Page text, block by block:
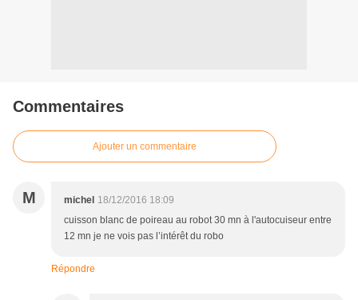
Commentaires
Ajouter un commentaire
M michel 18/12/2016 18:09
cuisson blanc de poireau au robot 30 mn à l'autocuiseur entre
12 mn je ne vois pas l’intérêt du robo
Répondre